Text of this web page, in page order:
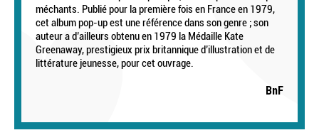
méchants. Publié pour la première fois en France en 1979,
cet album pop-up est une référence dans son genre ; son
auteur a d’ailleurs obtenu en 1979 la Médaille Kate
Greenaway, prestigieux prix britannique d’illustration et de
littérature jeunesse, pour cet ouvrage.
BnF